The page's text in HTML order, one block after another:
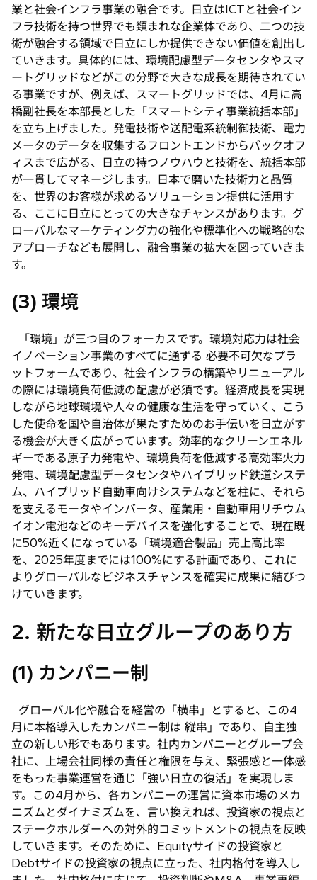
業と社会インフラ事業の融合です。日立はICTと社会イン
フラ技術を持つ世界でも類まれな企業体であり、二つの技
術が融合する領域で日立にしか提供できない価値を創出し
ていきます。具体的には、環境配慮型データセンタやスマ
ートグリッドなどがこの分野で大きな成長を期待されてい
る事業ですが、例えば、スマートグリッドでは、4月に高
橋副社長を本部長とした「スマートシティ事業統括本部」
を立ち上げました。発電技術や送配電系統制御技術、電力
メータのデータを収集するフロントエンドからバックオフ
ィスまで広がる、日立の持つノウハウと技術を、統括本部
が一貫してマネージします。日本で磨いた技術力と品質
を、世界のお客様が求めるソリューション提供に活用す
る、ここに日立にとっての大きなチャンスがあります。グ
ローバルなマーケティング力の強化や標準化への戦略的な
アプローチなども展開し、融合事業の拡大を図っていきま
す。
(3) 環境
「環境」が三つ目のフォーカスです。環境対応力は社会
イノベーション事業のすべてに通ずる 必要不可欠なプラ
ットフォームであり、社会インフラの構築やリニューアル
の際には環境負荷低減の配慮が必須です。経済成長を実現
しながら地球環境や人々の健康な生活を守っていく、こう
した使命を国や自治体が果たすためのお手伝いを日立がす
る機会が大きく広がっています。効率的なクリーンエネル
ギーである原子力発電や、環境負荷を低減する高効率火力
発電、環境配慮型データセンタやハイブリッド鉄道システ
ム、ハイブリッド自動車向けシステムなどを柱に、それら
を支えるモータやインバータ、産業用・自動車用リチウム
イオン電池などのキーデバイスを強化することで、現在既
に50%近くになっている「環境適合製品」売上高比率
を、2025年度までには100%にする計画であり、これに
よりグローバルなビジネスチャンスを確実に成果に結びつ
けていきます。
2. 新たな日立グループのあり方
(1) カンパニー制
グローバル化や融合を経営の「横串」とすると、この4
月に本格導入したカンパニー制は 縦串」であり、自主独
立の新しい形でもあります。社内カンパニーとグループ会
社に、上場会社同様の責任と権限を与え、緊張感と一体感
をもった事業運営を通じ「強い日立の復活」を実現しま
す。この4月から、各カンパニーの運営に資本市場のメカ
ニズムとダイナミズムを、言い換えれば、投資家の視点と
ステークホルダーへの対外的コミットメントの視点を反映
していきます。そのために、Equityサイドの投資家と
Debtサイドの投資家の視点に立った、社内格付を導入し